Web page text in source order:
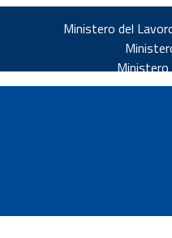
Ministero del